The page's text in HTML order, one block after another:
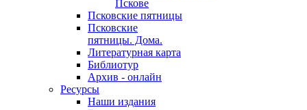
Пскове
Псковские пятницы
Псковские
пятницы. Дома.
Литературная карта
Библиотур
Архив - онлайн
Ресурсы
Наши издания